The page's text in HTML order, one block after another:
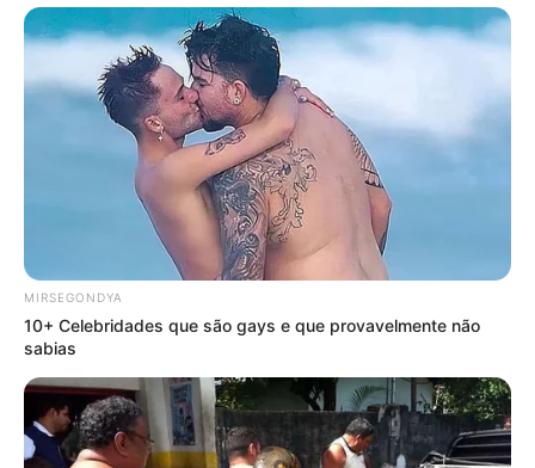
MIRSEGONDYA
10+ Celebridades que são gays e que provavelmente não
sabias